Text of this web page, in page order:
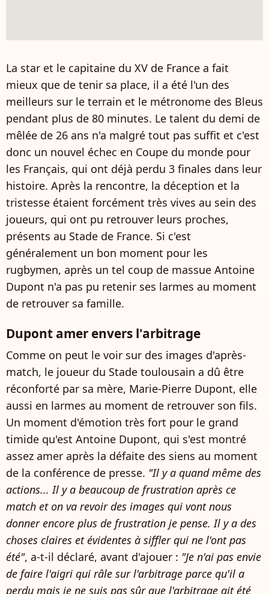
La star et le capitaine du XV de France a fait
mieux que de tenir sa place, il a été l'un des
meilleurs sur le terrain et le métronome des Bleus
pendant plus de 80 minutes. Le talent du demi de
mêlée de 26 ans n'a malgré tout pas suffit et c'est
donc un nouvel échec en Coupe du monde pour
les Français, qui ont déjà perdu 3 finales dans leur
histoire. Après la rencontre, la déception et la
tristesse étaient forcément très vives au sein des
joueurs, qui ont pu retrouver leurs proches,
présents au Stade de France. Si c'est
généralement un bon moment pour les
rugbymen, après un tel coup de massue Antoine
Dupont n'a pas pu retenir ses larmes au moment
de retrouver sa famille.
Dupont amer envers l'arbitrage
Comme on peut le voir sur des images d'après-
match, le joueur du Stade toulousain a dû être
réconforté par sa mère, Marie-Pierre Dupont, elle
aussi en larmes au moment de retrouver son fils.
Un moment d'émotion très fort pour le grand
timide qu'est Antoine Dupont, qui s'est montré
assez amer après la défaite des siens au moment
de la conférence de presse. "Il y a quand même des
actions... Il y a beaucoup de frustration après ce
match et on va revoir des images qui vont nous
donner encore plus de frustration je pense. Il y a des
choses claires et évidentes à siffler qui ne l'ont pas
été", a-t-il déclaré, avant d'ajouer : "Je n'ai pas envie
de faire l'aigri qui râle sur l'arbitrage parce qu'il a
perdu mais je ne suis pas sûr que l'arbitrage ait été